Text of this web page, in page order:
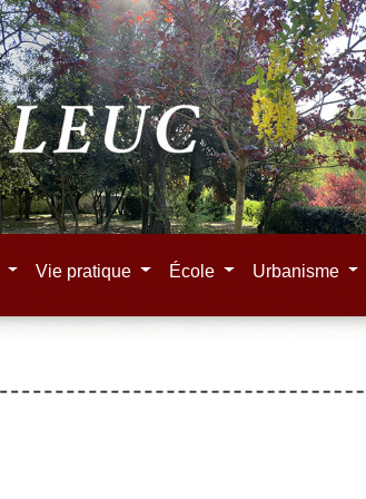
Vie pratique École Urbanisme